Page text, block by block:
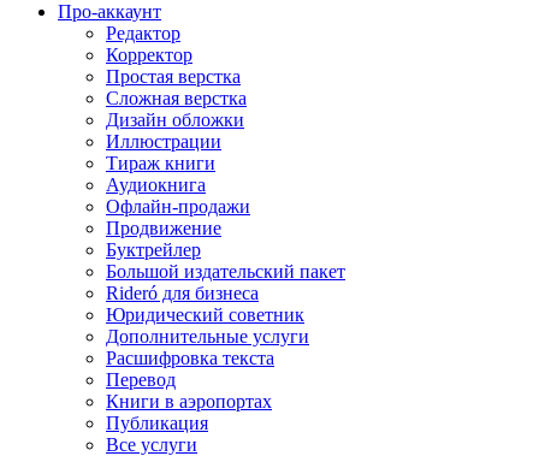
Про-аккаунт
Редактор
Корректор
Простая верстка
Сложная верстка
Дизайн обложки
Иллюстрации
Тираж книги
Аудиокнига
Офлайн-продажи
Продвижение
Буктрейлер
Большой издательский пакет
Rideró для бизнеса
Юридический советник
Дополнительные услуги
Расшифровка текста
Перевод
Книги в аэропортах
Публикация
Все услуги